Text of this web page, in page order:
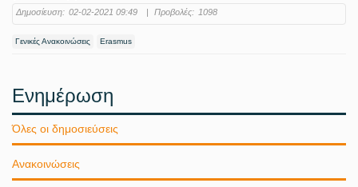
Δημοσίευση: 02-02-2021 09:49 | Προβολές: 1098
Γενικές Ανακοινώσεις Erasmus
Ενημέρωση
Όλες οι δημοσιεύσεις
Ανακοινώσεις